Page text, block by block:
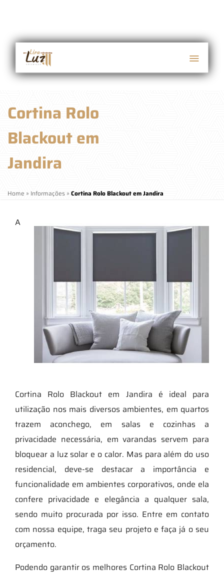
Cortina Rolo
Blackout em
Jandira
Home » Informações » Cortina Rolo Blackout em Jandira
A
Cortina Rolo Blackout em Jandira é ideal para
utilização nos mais diversos ambientes, em quartos
trazem aconchego, em salas e cozinhas a
privacidade necessária, em varandas servem para
bloquear a luz solar e o calor. Mas para além do uso
residencial, deve-se destacar a importância e
funcionalidade em ambientes corporativos, onde ela
confere privacidade e elegância a qualquer sala,
sendo muito procurada por isso. Entre em contato
com nossa equipe, traga seu projeto e faça já o seu
orçamento.
Podendo garantir os melhores Cortina Rolo Blackout